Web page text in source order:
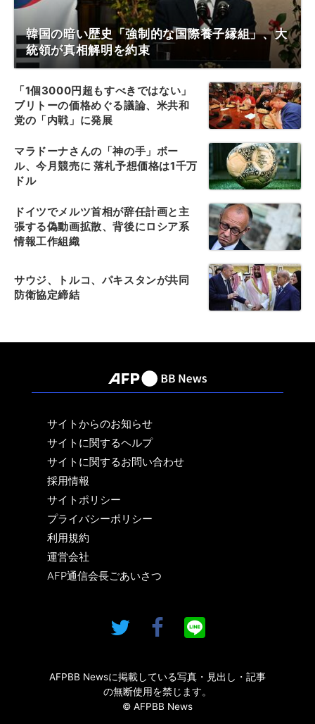
韓国の暗い歴史「強制的な国際養子縁組」、大
統領が真相解明を約束
「1個3000円超もすべきではない」
ブリトーの価格めぐる議論、米共和
党の「内戦」に発展
マラドーナさんの「神の手」ボー
ル、今月競売に 落札予想価格は1千万
ドル
ドイツでメルツ首相が辞任計画と主
張する偽動画拡散、背後にロシア系
情報工作組織
サウジ、トルコ、パキスタンが共同
防衛協定締結
サイトからのお知らせ
サイトに関するヘルプ
サイトに関するお問い合わせ
採用情報
サイトポリシー
プライバシーポリシー
利用規約
運営会社
AFP通信会長ごあいさつ
AFPBB Newsに掲載している写真・見出し・記事
の無断使用を禁じます。
© AFPBB News